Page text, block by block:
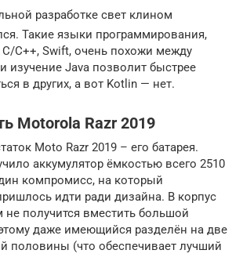
разработке свет клином
Такие языки программирования,
C/C++, Swift, очень похожи между
изучение Java позволит быстрее
в других, а вот Kotlin — нет.
Motorola Razr 2019
Moto Razr 2019 – его батарея.
аккумулятор ёмкостью всего 2510
компромисс, на который
идти ради дизайна. В корпус
получится вместить большой
даже имеющийся разделён на две
половины (что обеспечивает лучший